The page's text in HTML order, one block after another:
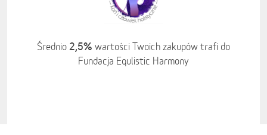
Średnio 2,5% wartości Twoich zakupów trafi do
Fundacja Equlistic Harmony